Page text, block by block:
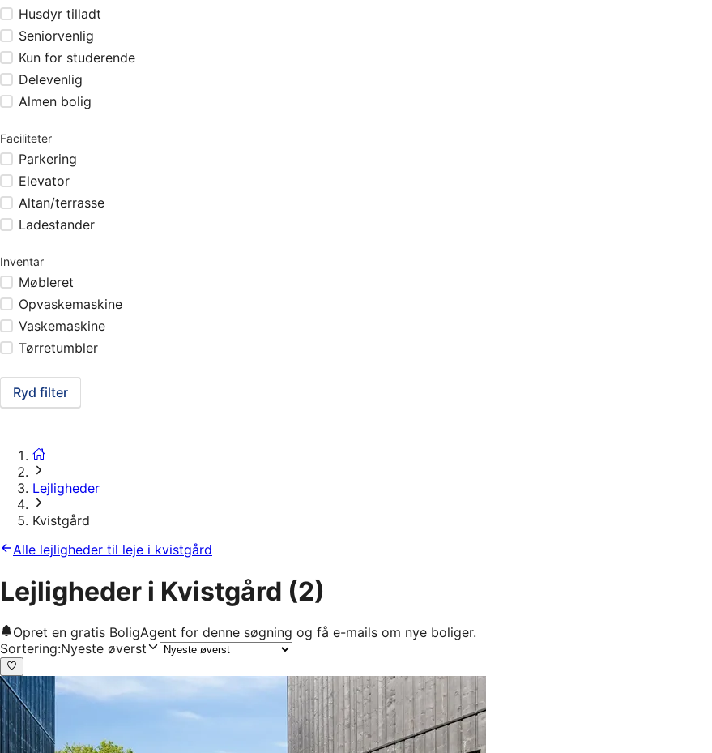
Husdyr tilladt
Seniorvenlig
Kun for studerende
Delevenlig
Almen bolig
Faciliteter
Parkering
Elevator
Altan/terrasse
Ladestander
Inventar
Møbleret
Opvaskemaskine
Vaskemaskine
Tørretumbler
Ryd filter
Lejligheder
Kvistgård
Alle lejligheder til leje i kvistgård
Lejligheder i Kvistgård (2)
Opret en gratis BoligAgent for denne søgning og få e-mails om nye boliger.
Sortering:Nyeste øverst